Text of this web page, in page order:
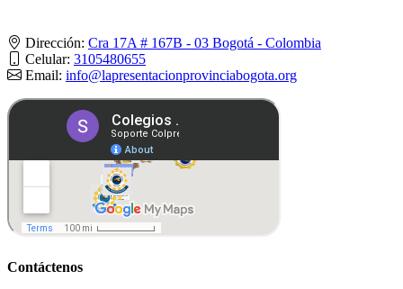
Dirección: Cra 17A # 167B - 03 Bogotá - Colombia
Celular: 3105480655
Email: info@lapresentacionprovinciabogota.org
Contáctenos